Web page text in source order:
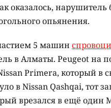
оказалось, нарушитель
опьянения.
5 машин
в Алматы. Peugeot на
Primera, который в
в Nissan Qashqai, тот
врезался в ещё один